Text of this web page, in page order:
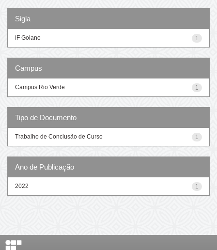
Sigla
1
IF Goiano
Campus
1
Campus Rio Verde
Tipo de Documento
1
Trabalho de Conclusão de Curso
Ano de Publicação
1
2022